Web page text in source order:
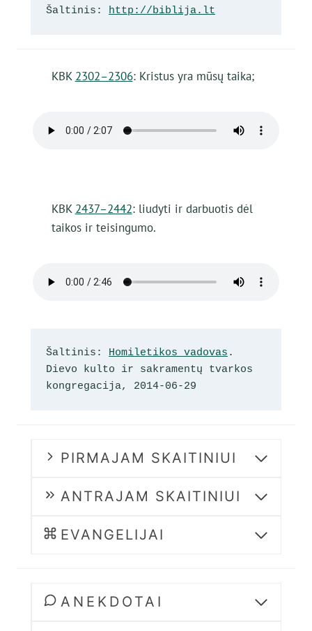
Šaltinis: http://biblija.lt
KBK 2302–2306: Kristus yra mūsų taika;
KBK 2437–2442: liudyti ir darbuotis dėl
taikos ir teisingumo.
Šaltinis: Homiletikos vadovas .
Dievo kulto ir sakramentų tvarkos
kongregacija, 2014-06-29
PIRMAJAM SKAITINIUI
ANTRAJAM SKAITINIUI
EVANGELIJAI
ANEKDOTAI